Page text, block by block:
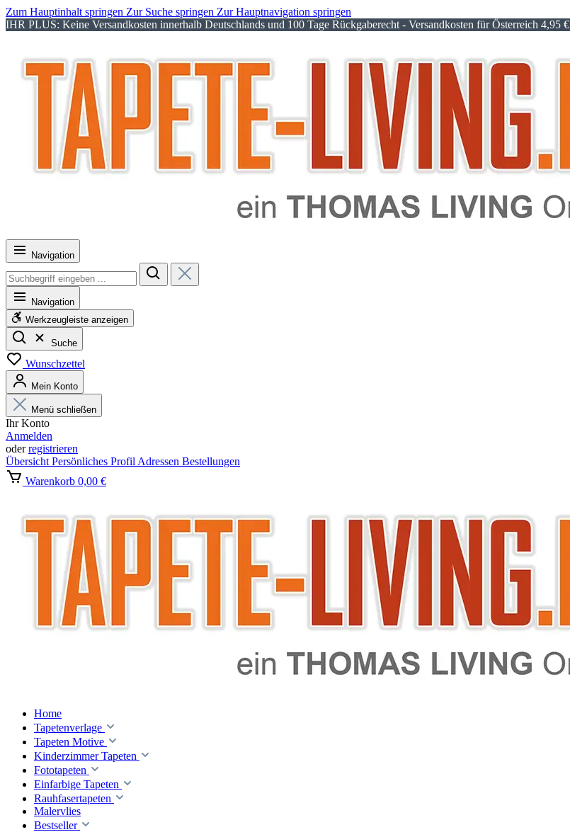
Zum Hauptinhalt springen Zur Suche springen Zur Hauptnavigation springen
IHR PLUS: Keine Versandkosten innerhalb Deutschlands und 100 Tage Rückgaberecht - Versandkosten für Österreich 4,95 €
Navigation
Navigation
Werkzeugleiste anzeigen
Suche
Wunschzettel
Mein Konto
Menü schließen
Ihr Konto
Anmelden
oderregistrieren
Übersicht Persönliches Profil Adressen Bestellungen
Warenkorb 0,00 €
Home
Tapetenverlage
Tapeten Motive
Kinderzimmer Tapeten
Fototapeten
Einfarbige Tapeten
Rauhfasertapeten
Malervlies
Bestseller